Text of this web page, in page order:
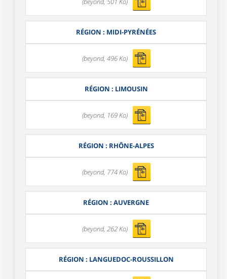
RÉGION : MIDI-PYRÉNÉES
(beyond, 496 Ko)
RÉGION : LIMOUSIN
(beyond, 169 Ko)
RÉGION : RHÔNE-ALPES
(beyond, 774 Ko)
RÉGION : AUVERGNE
(beyond, 262 Ko)
RÉGION : LANGUEDOC-ROUSSILLON